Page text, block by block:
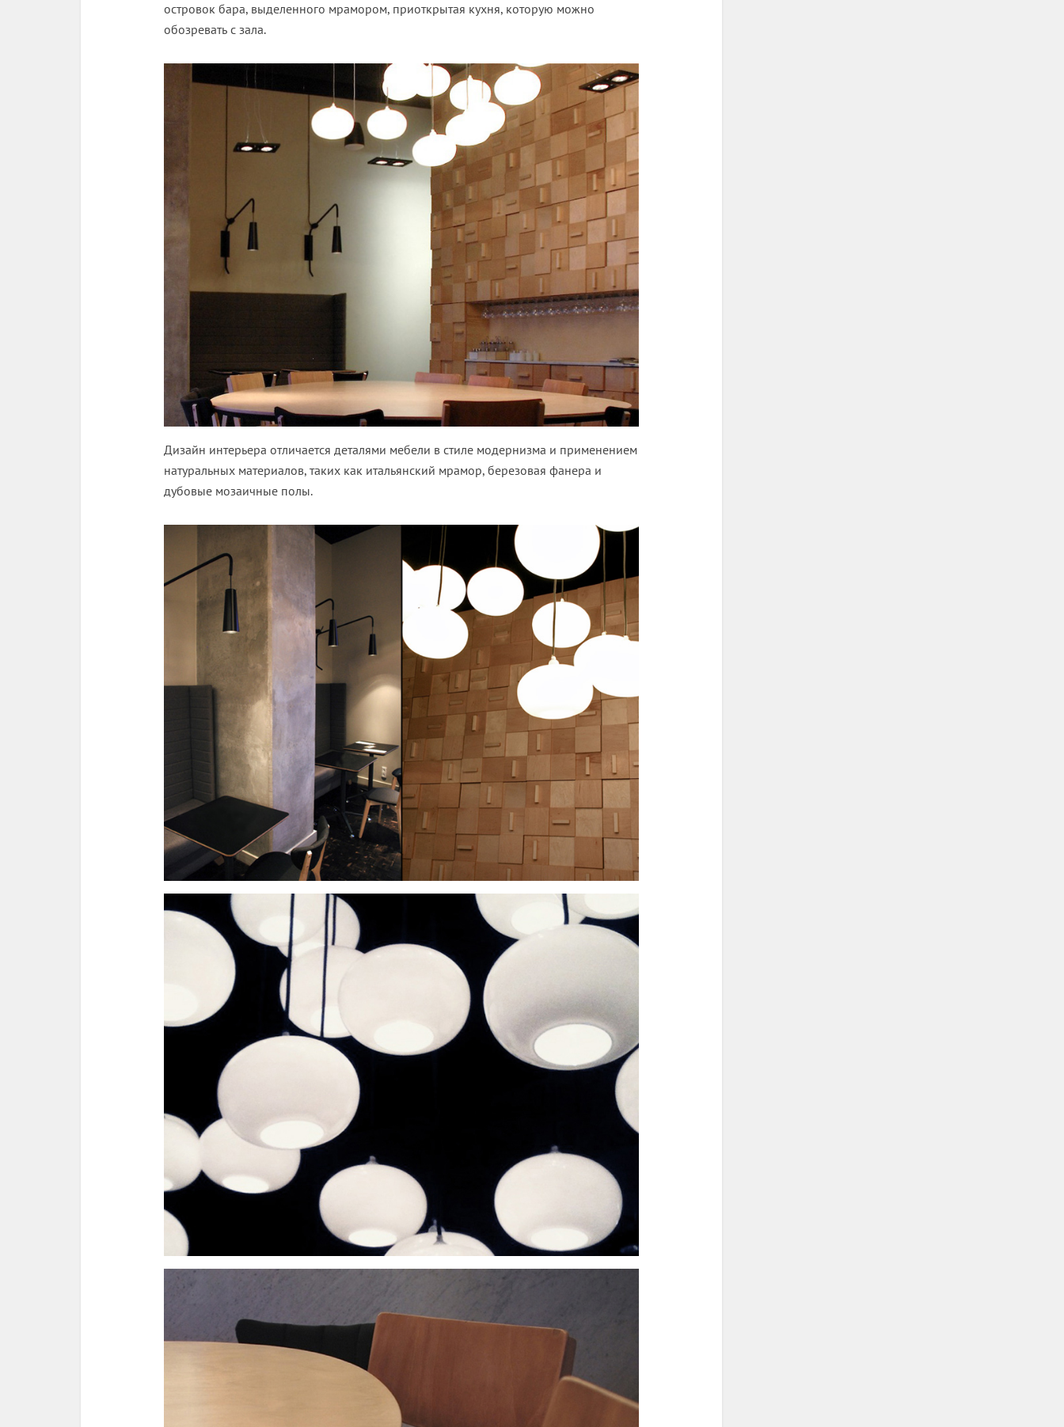
островок бара, выделенного мрамором, приоткрытая кухня, которую можно
обозревать с зала.
Дизайн интерьера отличается деталями мебели в стиле модернизма и применением
натуральных материалов, таких как итальянский мрамор, березовая фанера и
дубовые мозаичные полы.